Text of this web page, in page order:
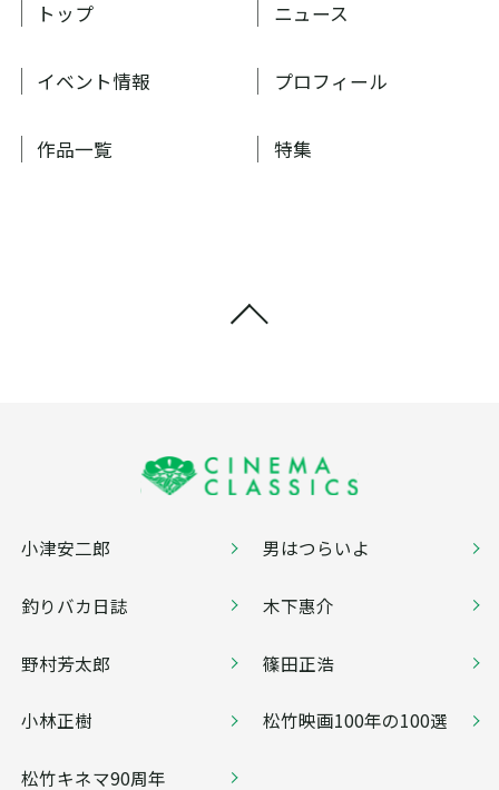
トップ ニュース
イベント情報 プロフィール
作品一覧 特集
小津安二郎 男はつらいよ
釣りバカ日誌 木下惠介
野村芳太郎 篠田正浩
小林正樹 松竹映画100年の100選
松竹キネマ90周年